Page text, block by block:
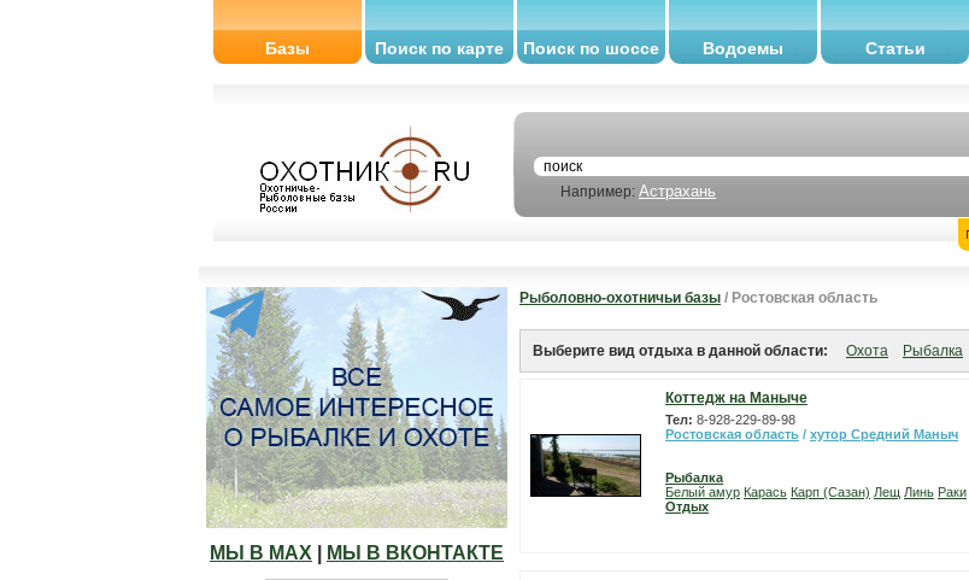
Базы Поиск по карте Поиск по шоссе Водоемы Статьи
Например: Астрахань
МЫ В МАХ МЫ В ВКОНТАКТЕ
Рыболовно-охотничьи базы / Ростовская область
Выберите вид отдыха в данной области: Охота Рыбалка
Коттедж на Маныче
Тел: 8-928-229-89-98
Ростовская область / хутор Средний Маныч
Рыбалка
Белый амур Карась Карп (Сазан) Лещ Линь Раки
Отдых